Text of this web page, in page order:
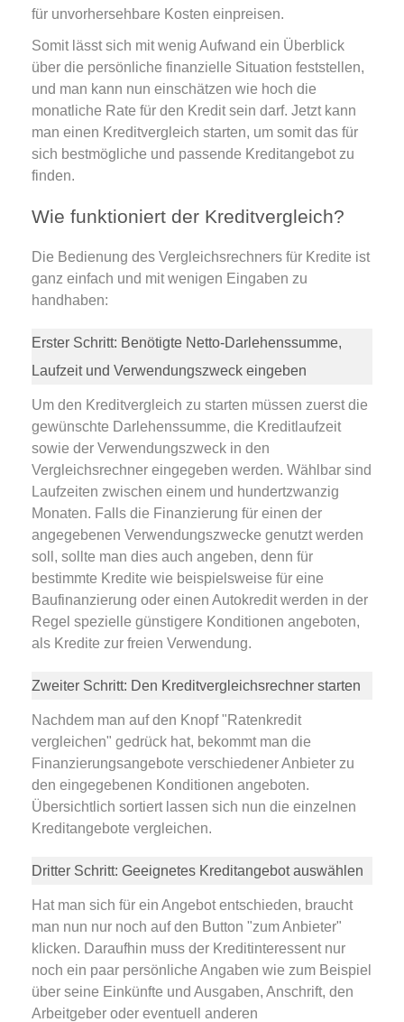
für unvorhersehbare Kosten einpreisen.
Somit lässt sich mit wenig Aufwand ein Überblick
über die persönliche finanzielle Situation feststellen,
und man kann nun einschätzen wie hoch die
monatliche Rate für den Kredit sein darf. Jetzt kann
man einen Kreditvergleich starten, um somit das für
sich bestmögliche und passende Kreditangebot zu
finden.
Wie funktioniert der Kreditvergleich?
Die Bedienung des Vergleichsrechners für Kredite ist
ganz einfach und mit wenigen Eingaben zu
handhaben:
Erster Schritt: Benötigte Netto-Darlehenssumme,
Laufzeit und Verwendungszweck eingeben
Um den Kreditvergleich zu starten müssen zuerst die
gewünschte Darlehenssumme, die Kreditlaufzeit
sowie der Verwendungszweck in den
Vergleichsrechner eingegeben werden. Wählbar sind
Laufzeiten zwischen einem und hundertzwanzig
Monaten. Falls die Finanzierung für einen der
angegebenen Verwendungszwecke genutzt werden
soll, sollte man dies auch angeben, denn für
bestimmte Kredite wie beispielsweise für eine
Baufinanzierung oder einen Autokredit werden in der
Regel spezielle günstigere Konditionen angeboten,
als Kredite zur freien Verwendung.
Zweiter Schritt: Den Kreditvergleichsrechner starten
Nachdem man auf den Knopf "Ratenkredit
vergleichen" gedrück hat, bekommt man die
Finanzierungsangebote verschiedener Anbieter zu
den eingegebenen Konditionen angeboten.
Übersichtlich sortiert lassen sich nun die einzelnen
Kreditangebote vergleichen.
Dritter Schritt: Geeignetes Kreditangebot auswählen
Hat man sich für ein Angebot entschieden, braucht
man nun nur noch auf den Button "zum Anbieter"
klicken. Daraufhin muss der Kreditinteressent nur
noch ein paar persönliche Angaben wie zum Beispiel
über seine Einkünfte und Ausgaben, Anschrift, den
Arbeitgeber oder eventuell anderen